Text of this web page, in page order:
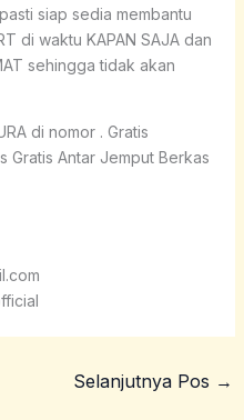
siap sedia membantu
di waktu KAPAN SAJA dan
sehingga tidak akan
di nomor . Gratis
Gratis Antar Jemput Berkas
Selanjutnya Pos →